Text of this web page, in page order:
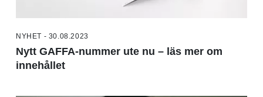
NYHET - 30.08.2023
Nytt GAFFA-nummer ute nu – läs mer om
innehållet